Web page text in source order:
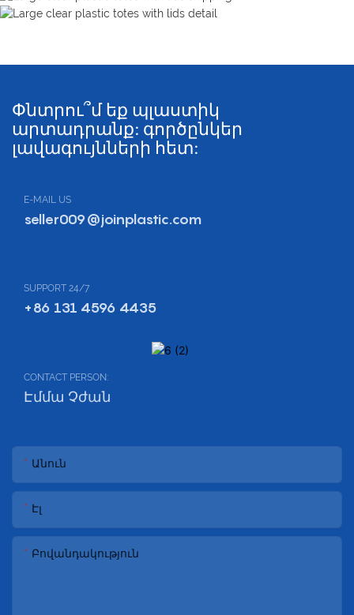
Փնտրու՞մ եք պլաստիկ
արտադրանք: գործընկեր
լավագույնների հետ:
E-MAIL US
seller009@joinplastic.com
SUPPORT 24/7
+86 131 4596 4435
CONTACT PERSON:
Էմմա Չժան
Անուն
Էլ
Բովանդակություն